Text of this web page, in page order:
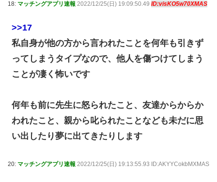
18: マッチングアプリ速報 2022/12/25(日) 19:09:50.49 ID:visKO5w70XMAS
>>17
私自身が他の方から言われたことを何年も引きず
ってしまうタイプなので、他人を傷つけてしまう
ことが凄く怖いです
何年も前に先生に怒られたこと、友達からからか
われたこと、親から叱られたことなども未だに思
い出したり夢に出てきたりします
20: マッチングアプリ速報 2022/12/25(日) 19:13:55.93 ID:AKYYCokbMXMAS